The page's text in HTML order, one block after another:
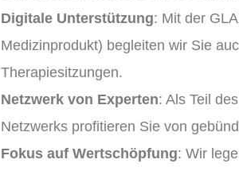
Digitale Unterstützung: Mit der
Medizinprodukt) begleiten wir Sie
Therapiesitzungen.
Netzwerk von Experten: Als Teil
Netzwerks profitieren Sie von
Fokus auf Wertschöpfung: Wir